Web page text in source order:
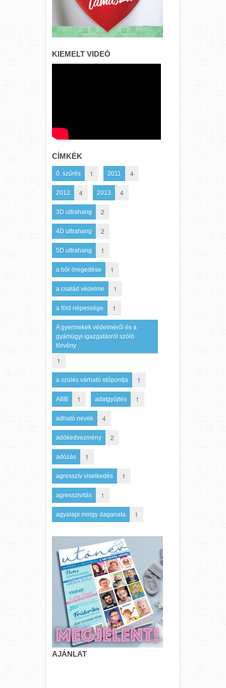
KIEMELT VIDEÓ
CÍMKÉK
0. szűrés 1 2011 4
2012 4 2013 4
3D ultrahang 2
4D ultrahang 2
5D ultrahang 1
a bőr öregedése 1
a család védelme 1
a föld népessége 1
A gyermekek védelméről és a
gyámügyi igazgatásról szóló
törvény
1
a szülés várható időpontja 1
ABB 1 adatgyűjtés 1
adható nevek 4
adókedvezmény 2
adózás 1
agresszív viselkedés 1
agresszivitás 1
agyalapi mirigy daganata 1
AJÁNLAT